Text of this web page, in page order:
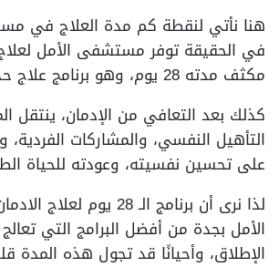
هنا نأتي لنقطة كم مدة العلاج في
في الحقيقة توفر مستشفى الأمل لعلاج
مكثف مدته 28 يوم، وهو برنامج علاج حديث.
كذلك بعد التعافي من الإدمان، ينتقل
التأهيل النفسي، والمشاركات الفردية،
على تحسين نفسيته، وعودته للحياة
لذا نرى أن برنامج الـ 28
الأمل بجدة من أفضل البرامج التي
الإطلاق، وأحيانًا قد تجول هذه المدة